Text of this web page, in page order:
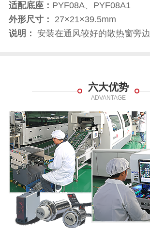
适配底座： PYF08A、PYF08A1
外形尺寸：
27×21×39.5mm
说明： 安装在通风较好的散热窗旁边
六大优势
ADVANTAGE